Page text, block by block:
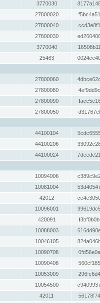
3770030
27800020
27800040
27800030
3770040
25463
27800060
27800080
27800090
27800050
44100104
44100206
44100024
10094006
10081004
42012
10096001
420091
10088003
10046105
10090708
10090408
10053009
10054500
42011